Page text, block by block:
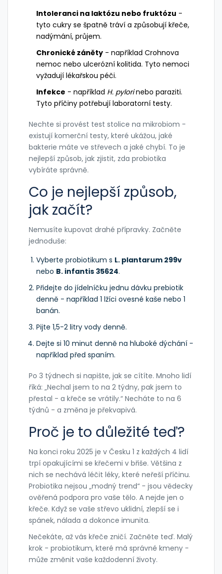
Intoleranci na laktózu nebo fruktózu -
tyto cukry se špatně tráví a způsobují křeče,
nadýmání, průjem.
Chronické záněty - například Crohnova
nemoc nebo ulcerózní kolitida. Tyto nemoci
vyžadují lékařskou péči.
Infekce - například H. pylorinebo paraziti.
Tyto příčiny potřebují laboratorní testy.
Nechte si provést test stolice na mikrobiom -
existují komerční testy, které ukážou, jaké
bakterie máte ve střevech a jaké chybí. To je
nejlepší způsob, jak zjistit, zda probiotika
vybíráte správně.
Co je nejlepší způsob,
jak začít?
Nemusíte kupovat drahé přípravky. Začněte
jednoduše:
Vyberte probiotikum s L. plantarum 299v
nebo B. infantis 35624.
Přidejte do jídelníčku jednu dávku prebiotik
denně - například 1 lžíci ovesné kaše nebo 1
banán.
Pijte 1,5-2 litry vody denně.
Dejte si 10 minut denně na hluboké dýchání -
například před spaním.
Po 3 týdnech si napište, jak se cítíte. Mnoho lidí
říká: „Nechal jsem to na 2 týdny, pak jsem to
přestal - a křeče se vrátily.“ Necháte to na 6
týdnů - a změna je překvapivá.
Proč je to důležité teď?
Na konci roku 2025 je v Česku 1 z každých 4 lidí
trpí opakujícími se křečemi v břiše. Většina z
nich se nechává léčit léky, které neřeší příčinu.
Probiotika nejsou „modný trend“ - jsou vědecky
ověřená podpora pro vaše tělo. A nejde jen o
křeče. Když se vaše střevo uklidní, zlepší se i
spánek, nálada a dokonce imunita.
Nečekáte, až vás křeče zničí. Začněte teď. Malý
krok - probiotikum, které má správné kmeny -
může změnit vaše každodenní životy.